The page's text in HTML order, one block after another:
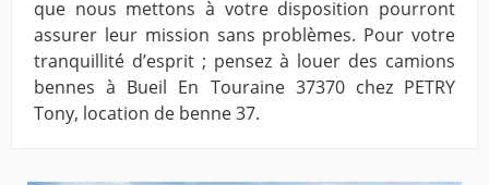
que nous mettons à votre disposition pourront
assurer leur mission sans problèmes. Pour votre
tranquillité d’esprit ; pensez à louer des camions
bennes à Bueil En Touraine 37370 chez PETRY
Tony, location de benne 37.